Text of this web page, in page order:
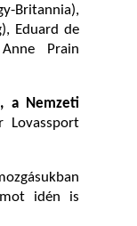
Britannia),
Eduard de
Prain
a Nemzeti
Lovassport
idén is